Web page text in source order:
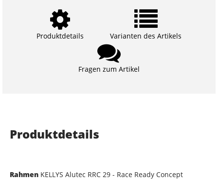
Produktdetails Varianten des Artikels
Fragen zum Artikel
Produktdetails
Rahmen KELLYS Alutec RRC 29 - Race Ready Concept